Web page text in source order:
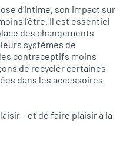
d’intime, son impact sur
l’être. Il est essentiel
des changements
systèmes de
contraceptifs moins
de recycler certaines
dans les accessoires
– et de faire plaisir à la